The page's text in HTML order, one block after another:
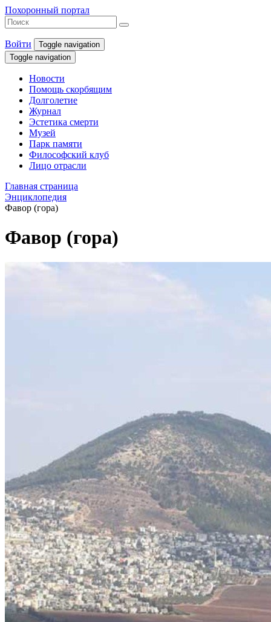
Похоронный портал
Войти
Toggle navigation
Toggle navigation
Новости
Помощь скорбящим
Долголетие
Журнал
Эстетика смерти
Музей
Парк памяти
Философский клуб
Лицо отрасли
Главная страница
Энциклопедия
Фавор (гора)
Фавор (гора)